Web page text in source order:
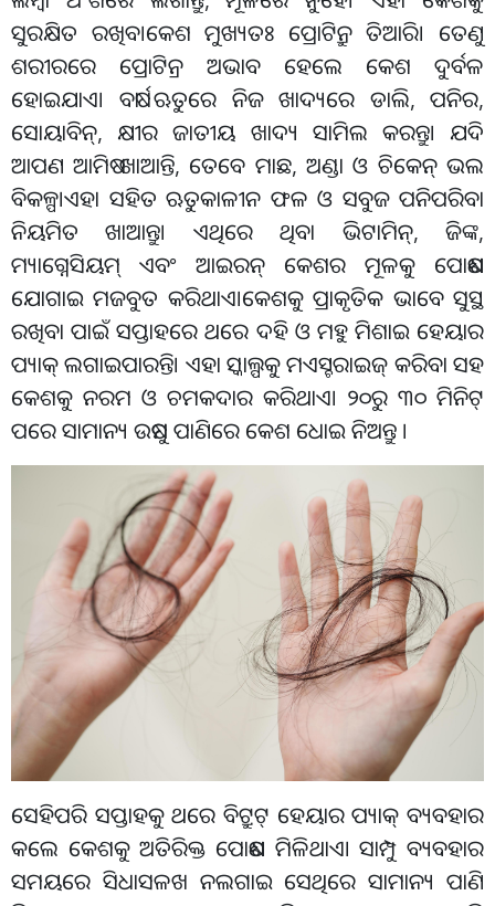
ସୁରକ୍ଷିତ ରଖିବ।କେଶ ମୁଖ୍ୟତଃ ପ୍ରୋଟିନ୍ରୁ ତିଆରି। ତେଣୁ
ଶରୀରରେ ପ୍ରୋଟିନ୍ର ଅଭାବ ହେଲେ କେଶ ଦୁର୍ବଳ
ହୋଇଯାଏ। ବର୍ଷା ଋତୁରେ ନିଜ ଖାଦ୍ୟରେ ଡାଲି, ପନିର,
ସୋୟାବିନ୍, କ୍ଷୀର ଜାତୀୟ ଖାଦ୍ୟ ସାମିଲ କରନ୍ତୁ। ଯଦି
ଆପଣ ଆମିଷ ଖାଆନ୍ତି, ତେବେ ମାଛ, ଅଣ୍ଡା ଓ ଚିକେନ୍ ଭଲ
ବିକଳ୍ପ।ଏହା ସହିତ ଋତୁକାଳୀନ ଫଳ ଓ ସବୁଜ ପନିପରିବା
ନିୟମିତ ଖାଆନ୍ତୁ। ଏଥିରେ ଥିବା ଭିଟାମିନ୍, ଜିଙ୍କ,
ମ୍ୟାଗ୍ନେସିୟମ୍ ଏବଂ ଆଇରନ୍ କେଶର ମୂଳକୁ ପୋଷଣ
ଯୋଗାଇ ମଜବୁତ କରିଥାଏ।କେଶକୁ ପ୍ରାକୃତିକ ଭାବେ ସୁସ୍ଥ
ରଖିବା ପାଇଁ ସପ୍ତାହରେ ଥରେ ଦହି ଓ ମହୁ ମିଶାଇ ହେୟାର
ପ୍ୟାକ୍ ଲଗାଇପାରନ୍ତି। ଏହା ସ୍କାଲ୍ପକୁ ମଏସ୍ଚରାଇଜ୍ କରିବା ସହ
କେଶକୁ ନରମ ଓ ଚମକଦାର କରିଥାଏ। ୨୦ରୁ ୩୦ ମିନିଟ୍
ପରେ ସାମାନ୍ୟ ଉଷୁମ ପାଣିରେ କେଶ ଧୋଇ ନିଅନ୍ତୁ ।
ସେହିପରି ସପ୍ତାହକୁ ଥରେ ବିଟ୍ରୁଟ୍ ହେୟାର ପ୍ୟାକ୍ ବ୍ୟବହାର
କଲେ କେଶକୁ ଅତିରିକ୍ତ ପୋଷଣ ମିଳିଥାଏ। ସାମ୍ପୁ ବ୍ୟବହାର
ସମୟରେ ସିଧାସଳଖ ନଲଗାଇ ସେଥିରେ ସାମାନ୍ୟ ପାଣି